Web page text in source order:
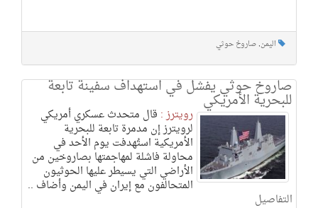
اليمن, صاروخ حوثي
صاروخ حوثي يفشل في استهداف سفينة تابعة
للبحرية الأمريكي
رويترز : قال متحدث عسكري أمريكي
لرويترز إن مدمرة تابعة للبحرية
الأمريكية استُهدفت يوم الأحد في
محاولة فاشلة لمهاجمتها بصاروخين من
الأراضي التي يسيطر عليها الحوثيون
المتحالفون مع إيران في اليمن وأضاف ..
التفاصيل